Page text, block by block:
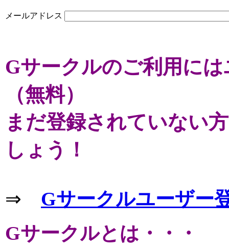
メールアドレス
Gサークルのご利用に
（無料）
まだ登録されていない
しょう！
⇒ Gサークルユーザー
Gサークルとは・・・